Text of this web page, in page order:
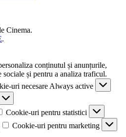
Cinema.
.
conținutul și anunțurile,
și pentru a analiza traficul.
uri necesare Always active
Cookie-uri pentru statistici
Cookie-uri pentru marketing